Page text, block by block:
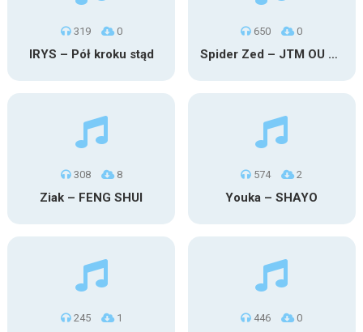
319 0
IRYS – Pół kroku stąd
650 0
Spider Zed – JTM OU TG
308 8
Ziak – FENG SHUI
574 2
Youka – SHAYO
245 1 446 0